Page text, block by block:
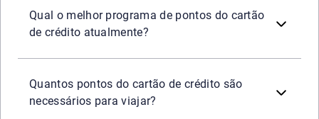
Qual o melhor programa de pontos do cartão
de crédito atualmente?
Quantos pontos do cartão de crédito são
necessários para viajar?